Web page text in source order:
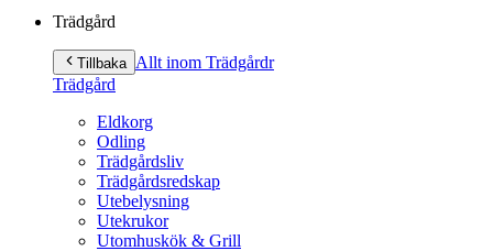
Trädgård
Tillbaka Allt inom Trädgårdr
Trädgård
Eldkorg
Odling
Trädgårdsliv
Trädgårdsredskap
Utebelysning
Utekrukor
Utomhuskök & Grill